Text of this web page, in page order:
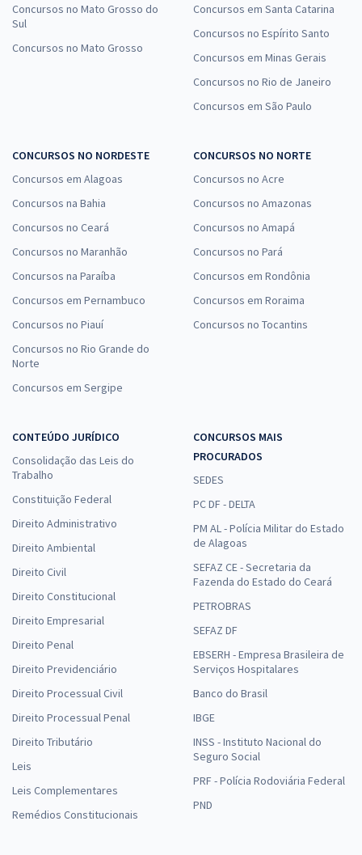
Concursos no Mato Grosso do
Sul
Concursos no Mato Grosso
Concursos em Santa Catarina
Concursos no Espírito Santo
Concursos em Minas Gerais
Concursos no Rio de Janeiro
Concursos em São Paulo
CONCURSOS NO NORDESTE
Concursos em Alagoas
Concursos na Bahia
Concursos no Ceará
Concursos no Maranhão
Concursos na Paraíba
Concursos em Pernambuco
Concursos no Piauí
Concursos no Rio Grande do
Norte
Concursos em Sergipe
CONCURSOS NO NORTE
Concursos no Acre
Concursos no Amazonas
Concursos no Amapá
Concursos no Pará
Concursos em Rondônia
Concursos em Roraima
Concursos no Tocantins
CONTEÚDO JURÍDICO
Consolidação das Leis do
Trabalho
Constituição Federal
Direito Administrativo
Direito Ambiental
Direito Civil
Direito Constitucional
Direito Empresarial
Direito Penal
Direito Previdenciário
Direito Processual Civil
Direito Processual Penal
Direito Tributário
Leis
Leis Complementares
Remédios Constitucionais
CONCURSOS MAIS
PROCURADOS
SEDES
PC DF - DELTA
PM AL - Polícia Militar do Estado
de Alagoas
SEFAZ CE - Secretaria da
Fazenda do Estado do Ceará
PETROBRAS
SEFAZ DF
EBSERH - Empresa Brasileira de
Serviços Hospitalares
Banco do Brasil
IBGE
INSS - Instituto Nacional do
Seguro Social
PRF - Polícia Rodoviária Federal
PND